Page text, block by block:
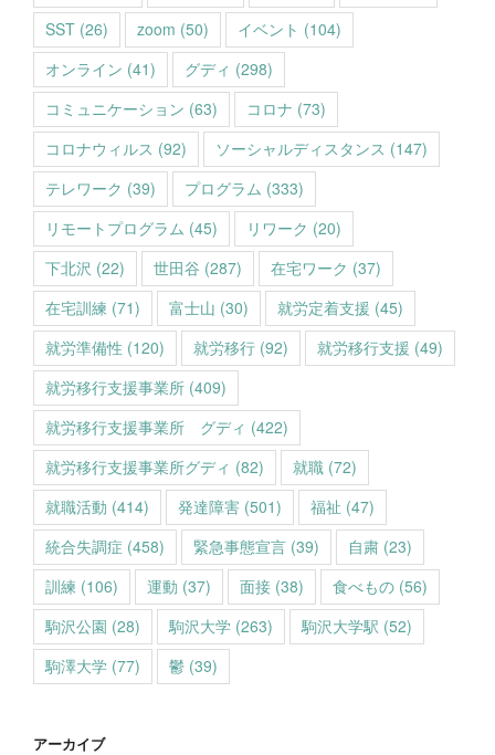
SST (26) zoom (50) イベント (104)
オンライン (41) グディ (298)
コミュニケーション (63) コロナ (73)
コロナウィルス (92) ソーシャルディスタンス (147)
テレワーク (39) プログラム (333)
リモートプログラム (45) リワーク (20)
下北沢 (22) 世田谷 (287) 在宅ワーク (37)
在宅訓練 (71) 富士山 (30) 就労定着支援 (45)
就労準備性 (120) 就労移行 (92) 就労移行支援 (49)
就労移行支援事業所 (409)
就労移行支援事業所 グディ (422)
就労移行支援事業所グディ (82) 就職 (72)
就職活動 (414) 発達障害 (501) 福祉 (47)
統合失調症 (458) 緊急事態宣言 (39) 自粛 (23)
訓練 (106) 運動 (37) 面接 (38) 食べもの (56)
駒沢公園 (28) 駒沢大学 (263) 駒沢大学駅 (52)
駒澤大学 (77) 鬱 (39)
アーカイブ